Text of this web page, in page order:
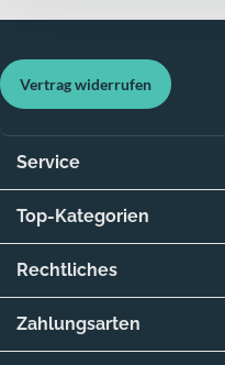
Vertrag widerrufen
Service
Top-Kategorien
Rechtliches
Zahlungsarten